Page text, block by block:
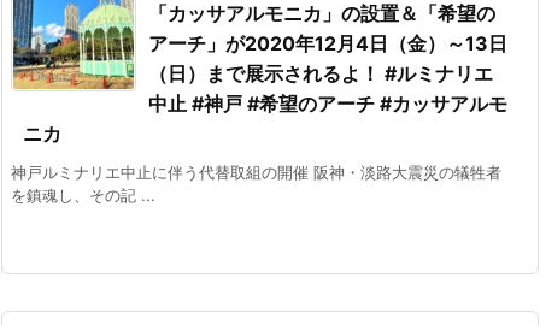
「カッサアルモニカ」の設置＆「希望の
アーチ」が2020年12月4日（金）～13日
（日）まで展示されるよ！ #ルミナリエ
中止 #神戸 #希望のアーチ #カッサアルモ
ニカ
神戸ルミナリエ中止に伴う代替取組の開催 阪神・淡路大震災の犠牲者
を鎮魂し、その記 ...